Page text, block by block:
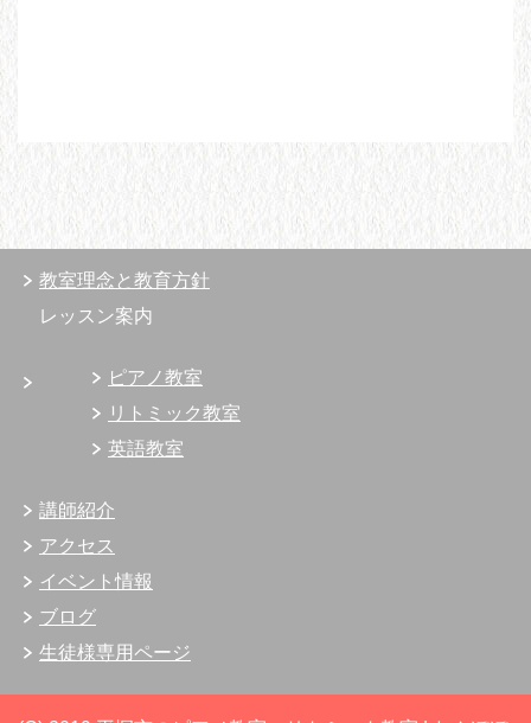
教室理念と教育方針
レッスン案内
ピアノ教室
リトミック教室
英語教室
講師紹介
アクセス
イベント情報
ブログ
生徒様専用ページ